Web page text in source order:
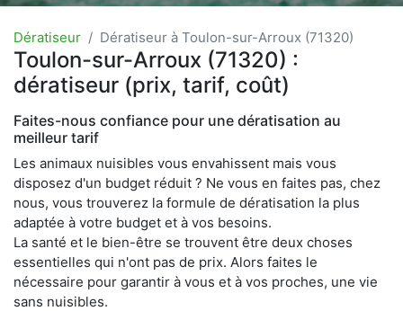
Dératiseur Dératiseur à Toulon-sur-Arroux (71320)
Toulon-sur-Arroux (71320) :
dératiseur (prix, tarif, coût)
Faites-nous confiance pour une dératisation au
meilleur tarif
Les animaux nuisibles vous envahissent mais vous
disposez d'un budget réduit ? Ne vous en faites pas, chez
nous, vous trouverez la formule de dératisation la plus
adaptée à votre budget et à vos besoins.
La santé et le bien-être se trouvent être deux choses
essentielles qui n'ont pas de prix. Alors faites le
nécessaire pour garantir à vous et à vos proches, une vie
sans nuisibles.